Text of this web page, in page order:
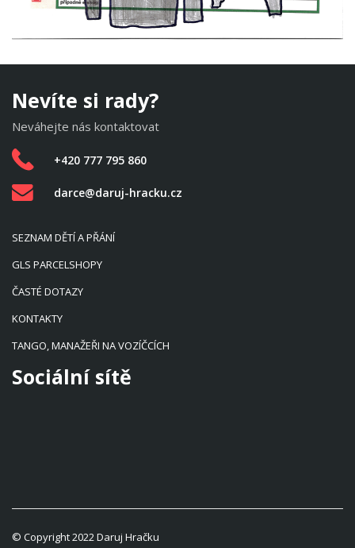
Nevíte si rady?
Neváhejte nás kontaktovat
+420 777 795 860
darce@daruj-hracku.cz
SEZNAM DĚTÍ A PŘÁNÍ
GLS PARCELSHOPY
ČASTÉ DOTAZY
KONTAKTY
TANGO, MANAŽEŘI NA VOZÍČCÍCH
Sociální sítě
© Copyright 2022 Daruj Hračku